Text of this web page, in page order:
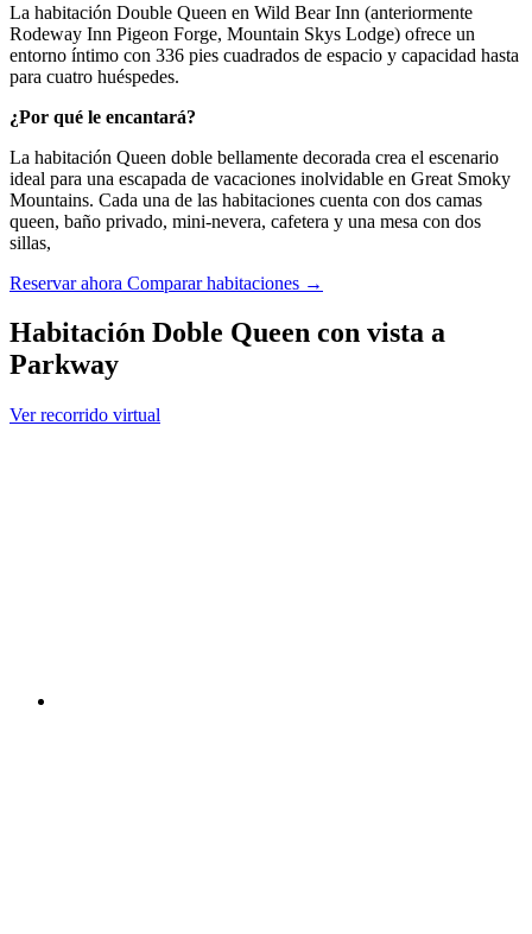
La habitación Double Queen en Wild Bear Inn (anteriormente
Rodeway Inn Pigeon Forge, Mountain Skys Lodge) ofrece un
entorno íntimo con 336 pies cuadrados de espacio y capacidad hasta
para cuatro huéspedes.
¿Por qué le encantará?
La habitación Queen doble bellamente decorada crea el escenario
ideal para una escapada de vacaciones inolvidable en Great Smoky
Mountains. Cada una de las habitaciones cuenta con dos camas
queen, baño privado, mini-nevera, cafetera y una mesa con dos
sillas,
Reservar ahora Comparar habitaciones →
Habitación Doble Queen con vista a
Parkway
Ver recorrido virtual